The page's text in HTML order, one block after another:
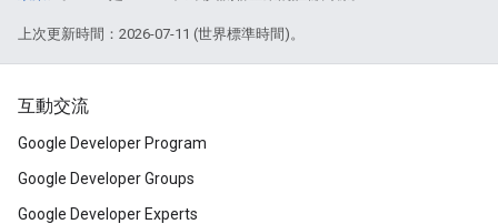
上次更新時間：2026-07-11 (世界標準時間)。
互動交流
Google Developer Program
Google Developer Groups
Google Developer Experts